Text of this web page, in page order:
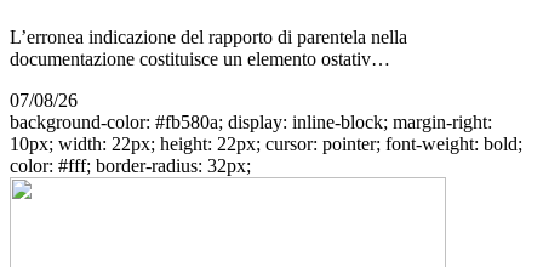
L’erronea indicazione del rapporto di parentela nella
documentazione costituisce un elemento ostativ…
07/08/26
background-color: #fb580a; display: inline-block; margin-right:
10px; width: 22px; height: 22px; cursor: pointer; font-weight: bold;
color: #fff; border-radius: 32px;